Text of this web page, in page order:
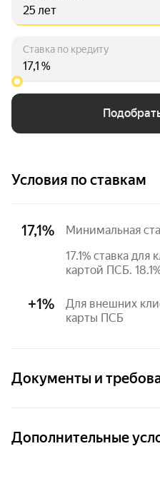
лет
Ставка по кредиту
%
Условия по ставкам
17,1%
Минимальная
17.1% ставка для
картой ПСБ.
+1%
Для внешних клиентов без зарплатной
карты ПСБ
Документы и
Подтверждение
Дополнительные